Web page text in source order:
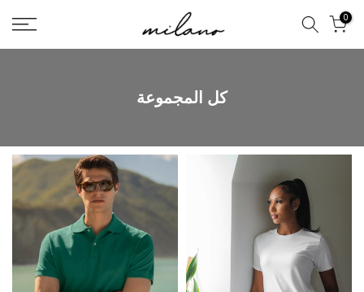
تخطى
الى
المحتوى
0
كل المجموعة